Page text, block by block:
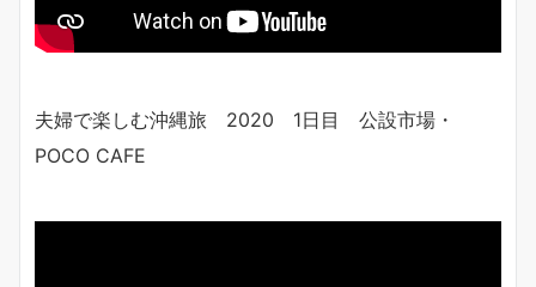
夫婦で楽しむ沖縄旅 2020 1日目 公設市場・
POCO CAFE